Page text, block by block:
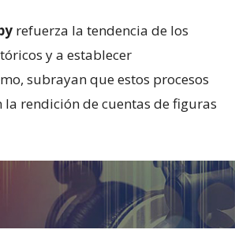
refuerza la tendencia de los
y a establecer
subrayan que estos procesos
rendición de cuentas de figuras